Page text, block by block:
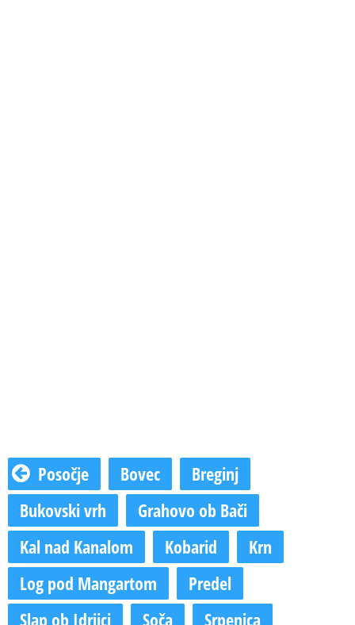
Posočje Bovec
Breginj
Bukovski vrh
Grahovo ob Bači
Kal nad Kanalom
Kobarid
Krn
Log pod Mangartom
Predel
Slap ob Idrijci
Soča Srpenica